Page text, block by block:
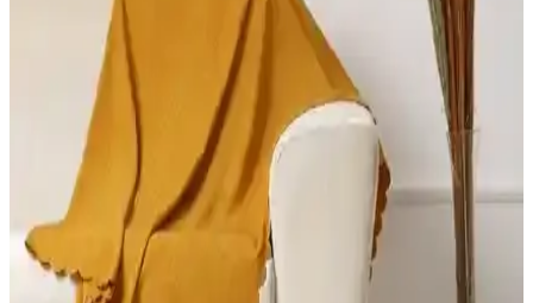
Viaden Asya ve Ella koltuk örtülerinin malzeme, boyut, renk ve
kullanım özelliklerini detaylı karşılaştırıyoruz. Kullanıcı
yorumlarıyla ürünlerin avantajları ve dezavantajlarını ortaya
Karaca Home Wilma Antrasit Koltuk Örtüsü
İncelemesi ve Kullanıcı Yorumları
Wilma antrasit koltuk örtüsü, şık tasarımı ve kullanım kolaylığıyla
öne çıkar. Yıkama sonrası çekme sorunlarına dikkat edilmelidir,
estetik ve dayanıklılık açısından kullanıcı yorumları önemli bilgiler
sunar.